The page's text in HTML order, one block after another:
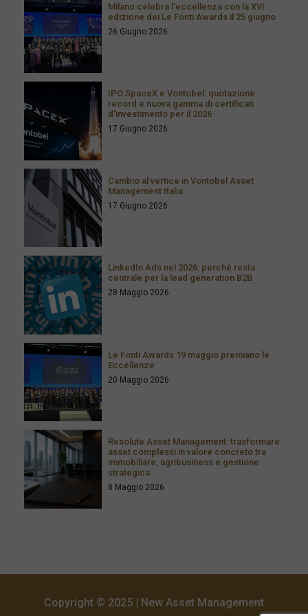
Milano celebra l’eccellenza con la XVI
edizione dei Le Fonti Awards il 25 giugno
26 Giugno 2026
IPO SpaceX e Vontobel: quotazione
record e nuova gamma di certificati
d’investimento per il 2026
17 Giugno 2026
Cambio al vertice in Vontobel Asset
Management Italia
17 Giugno 2026
LinkedIn Ads nel 2026: perché resta
centrale per la lead generation B2B
28 Maggio 2026
Le Fonti Awards 19 maggio premiano le
Eccellenze
20 Maggio 2026
Resolute Asset Management: trasformare
asset complessi in valore concreto tra
immobiliare, agribusiness e gestione
strategica
8 Maggio 2026
Copyright © 2025 | New Asset Management